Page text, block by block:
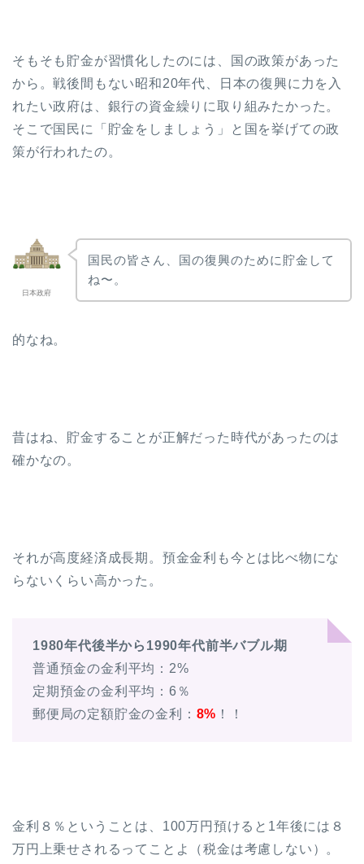
そもそも貯金が習慣化したのには、国の政策があった
から。戦後間もない昭和20年代、日本の復興に力を入
れたい政府は、銀行の資金繰りに取り組みたかった。
そこで国民に「貯金をしましょう」と国を挙げての政
策が行われたの。
日本政府
国民の皆さん、国の復興のために貯金して
ね〜。
的なね。
昔はね、貯金することが正解だった時代があったのは
確かなの。
それが高度経済成長期。預金金利も今とは比べ物にな
らないくらい高かった。
1980年代後半から1990年代前半バブル期
普通預金の金利平均：2%
定期預金の金利平均：6％
郵便局の定額貯金の金利： 8% ！！
金利８％ということは、100万円預けると1年後には８
万円上乗せされるってことよ（税金は考慮しない）。